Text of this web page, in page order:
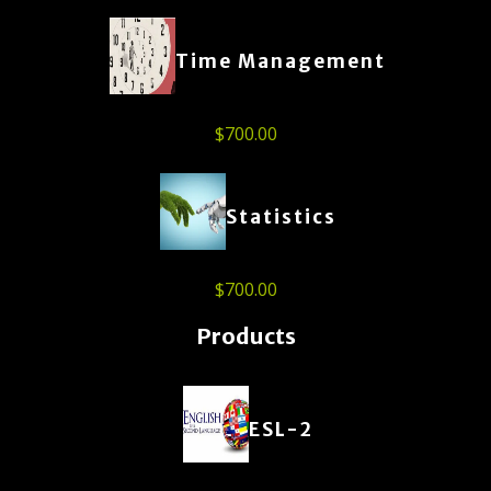
Time Management
$700.00
Statistics
$700.00
Products
ESL-2